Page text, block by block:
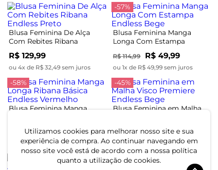
Utilizamos cookies para melhorar nosso site e sua
experiência de compra. Ao continuar navegando em
nosso site você está de acordo com a nossa política
quanto a utilização de cookies.
Blusa Feminina De Alça
Com Rebites Ribana
Endless Preto
R$ 129,99
ou 4x de R$ 32,49 sem juros
-57%
Blusa Feminina Manga
Longa Com Estampa
Endless Bege
R$ 114,99 R$ 49,99
ou 1x de R$ 49,99 sem juros
-58%
Blusa Feminina Manga
R$ 94,99 R$ 39,99
ou 1x de R$ 39,99 sem juros
-45%
Blusa Feminina em Malha
R$ 54,99 R$ 29,99
ou 1x de R$ 29,99 sem juros
-40%